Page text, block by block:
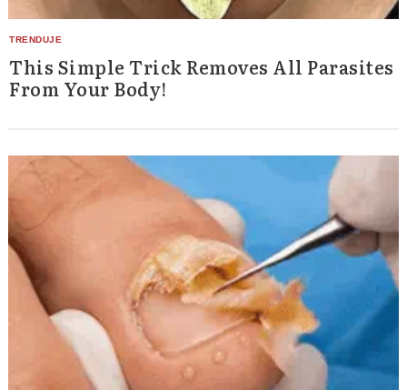
This Simple Trick Removes All Parasites
From Your Body!
Search